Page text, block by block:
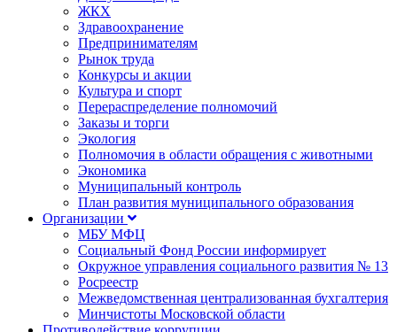
ЖКХ
Здравоохранение
Предпринимателям
Рынок труда
Конкурсы и акции
Культура и спорт
Перераспределение полномочий
Заказы и торги
Экология
Полномочия в области обращения с животными
Экономика
Муниципальный контроль
План развития муниципального образования
Организации
МБУ МФЦ
Социальный Фонд России информирует
Окружное управления социального развития № 13
Росреестр
Межведомственная централизованная бухгалтерия
Минчистоты Московской области